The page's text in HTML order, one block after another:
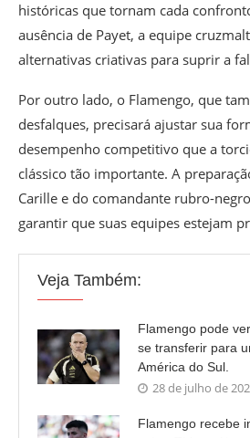
históricas que tornam cada
ausência de Payet, a equipe
alternativas criativas para suprir a
Por outro lado, o Flamengo, que
desfalques, precisará ajustar sua
desempenho competitivo que a
clássico tão importante. A
Carille e do comandante rubro-
garantir que suas equipes estejam
Veja Também:
Flamengo pode
se transferir para
América do Sul.
28 de julho de
Flamengo recebe